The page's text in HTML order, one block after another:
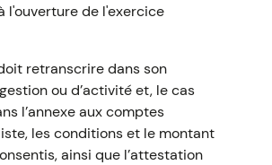
l'ouverture de l'exercice
retranscrire dans son
ou d’activité et, le cas
l’annexe aux comptes
les conditions et le montant
ainsi que l’attestation